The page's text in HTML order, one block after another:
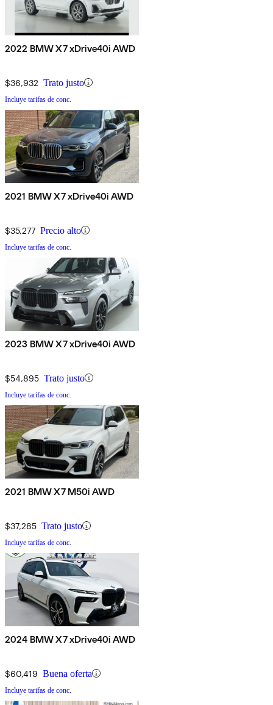
2022 BMW X7 xDrive40i AWD
$36,932 Trato justo
Incluye tarifas de conc.
2021 BMW X7 xDrive40i AWD
$35,277 Precio alto
Incluye tarifas de conc.
2023 BMW X7 xDrive40i AWD
$54,895 Trato justo
Incluye tarifas de conc.
2021 BMW X7 M50i AWD
$37,285 Trato justo
Incluye tarifas de conc.
2024 BMW X7 xDrive40i AWD
$60,419 Buena oferta
Incluye tarifas de conc.